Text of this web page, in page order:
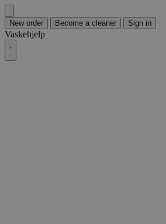
New order Become a cleaner Sign in
Vaskehjelp